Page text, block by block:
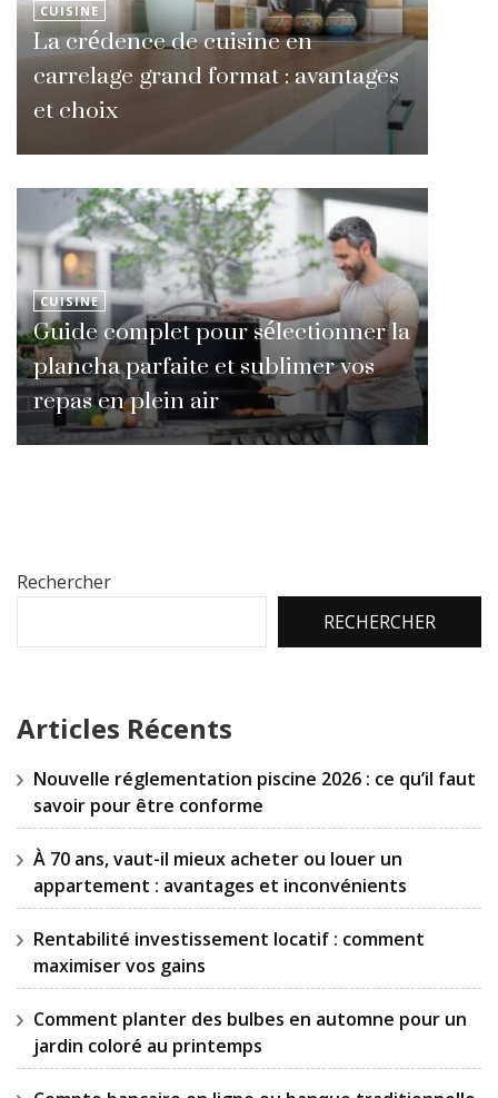
CUISINE
La crédence de cuisine en
carrelage grand format : avantages
et choix
CUISINE
Guide complet pour sélectionner la
plancha parfaite et sublimer vos
repas en plein air
Rechercher
RECHERCHER
Articles Récents
Nouvelle réglementation piscine 2026 : ce qu’il faut
savoir pour être conforme
À 70 ans, vaut-il mieux acheter ou louer un
appartement : avantages et inconvénients
Rentabilité investissement locatif : comment
maximiser vos gains
Comment planter des bulbes en automne pour un
jardin coloré au printemps